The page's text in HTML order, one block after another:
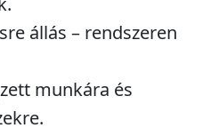
állás – rendszeren
munkára és